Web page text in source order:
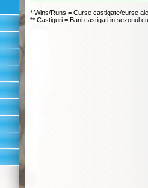
* Wins/Runs = Curse castigate/curse
** Castiguri = Bani castigati in sezonul